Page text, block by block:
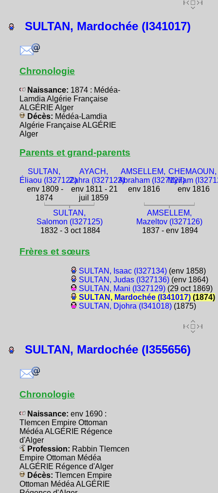
SULTAN, Mardochée (I341017)
Chronologie
Naissance: 1874 : Médéa-
Lamdia Algérie Française
ALGÉRIE Alger
Décès: Médéa-Lamdia
Algérie Française ALGÉRIE
Alger
Parents et grand-parents
SULTAN,
Éliaou (I327122)
env 1809 -
1874
AYACH,
Zahra (I327123)
env 1811 - 21
juil 1859
AMSELLEM,
Abraham (I327127)
env 1816
CHEMAOUN,
Myriam
env 1816
SULTAN,
Salomon (I327125)
1832 - 3 oct 1884
AMSELLEM,
Mazeltov (I327126)
1837 - env 1894
Frères et sœurs
SULTAN, Isaac (I327134)(env 1858)
SULTAN, Judas (I327136)(env 1864)
SULTAN, Mani (I327129)(29 oct 1869)
SULTAN, Mardochée (I341017)(1874)
SULTAN, Djohra (I341018)(1875)
SULTAN, Mardochée (I355656)
Chronologie
Naissance: env 1690 :
Tlemcen Empire Ottoman
Médéa ALGÉRIE Régence
d'Alger
Profession: Rabbin Tlemcen
Empire Ottoman Médéa
ALGÉRIE Régence d'Alger
Décès: Tlemcen Empire
Ottoman Médéa ALGÉRIE